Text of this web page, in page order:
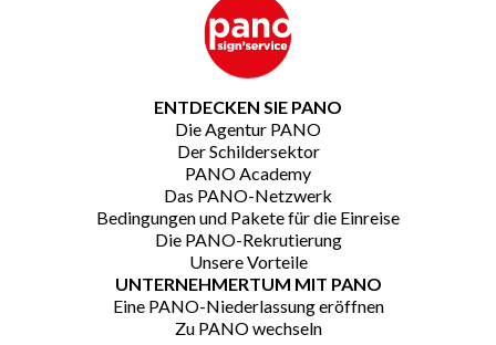
ENTDECKEN SIE PANO
Die Agentur PANO
Der Schildersektor
PANO Academy
Das PANO-Netzwerk
Bedingungen und Pakete für die Einreise
Die PANO-Rekrutierung
Unsere Vorteile
UNTERNEHMERTUM MIT PANO
Eine PANO-Niederlassung eröffnen
Zu PANO wechseln